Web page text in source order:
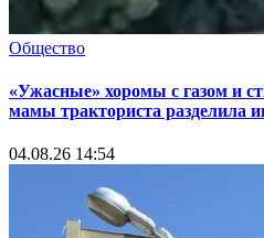
Общество
«Ужасные» хоромы с газом и
мамы тракториста разделила
04.08.26 14:54